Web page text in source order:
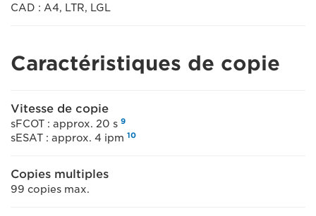
CAD : A4, LTR, LGL
Caractéristiques de copie
Vitesse de copie
sFCOT : approx. 20 s 9
sESAT : approx. 4 ipm 10
Copies multiples
99 copies max.